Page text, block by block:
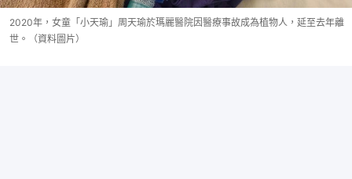
2020年，女童「小天瑜」周天瑜於瑪麗醫院因醫療事故成為植物人，延至去年離
世。（資料圖片）